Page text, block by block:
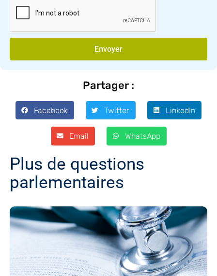
Envoyer
Partager :
Facebook Twitter LinkedIn
Email WhatsApp
Plus de questions
parlementaires